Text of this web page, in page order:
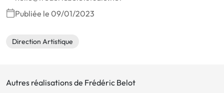
Publiée le 09/01/2023
Direction Artistique
Autres réalisations de Frédéric Belot